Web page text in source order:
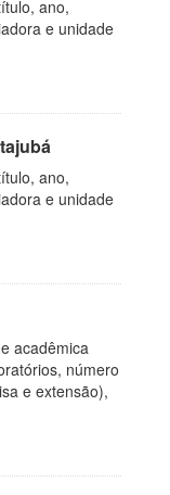
ano,
e unidade
ano,
e unidade
acadêmica
número
e extensão),